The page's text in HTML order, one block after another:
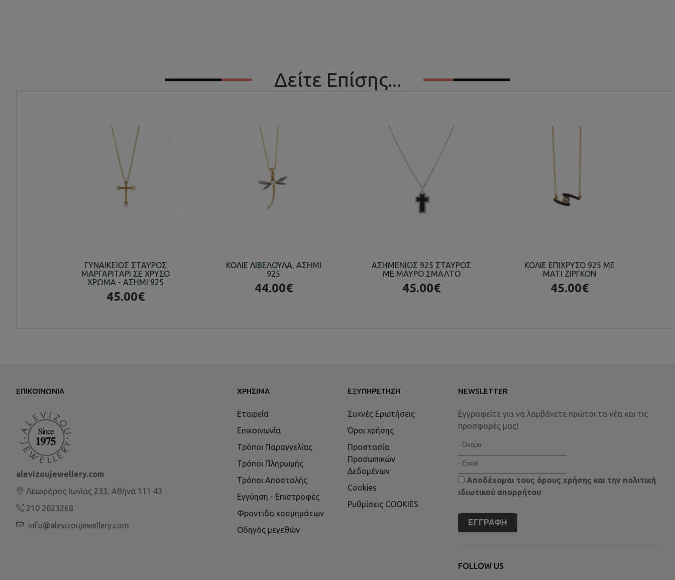
Δείτε Επίσης...
ΓΥΝΑΙΚΕΙΟΣ ΣΤΑΥΡΟΣ
ΜΑΡΓΑΡΙΤΑΡΙ ΣΕ ΧΡΥΣΟ
ΧΡΩΜΑ - ΑΣΗΜΙ 925
45.00€
ΚΟΛΙΕ ΛΙΒΕΛΟΥΛΑ, ΑΣΗΜΙ
925
44.00€
ΑΣΗΜΕΝΙΟΣ 925 ΣΤΑΥΡΟΣ
ΜΕ ΜΑΥΡΟ ΣΜΑΛΤΟ
45.00€
ΚΟΛΙΕ ΕΠΙΧΡΥΣΟ 925 ΜΕ
ΜΑΤΙ ΖΙΡΓΚΟΝ
45.00€
ΕΠΙΚΟΙΝΩΝΊΑ
alevizoujewellery.com
Λεωφόρος Ιωνίας 233, Αθήνα 111 43
210 2023268
info@alevizoujewellery.com
ΧΡΉΣΙΜΑ
Εταιρεία
Επικοινωνία
Τρόποι Παραγγελίας
Τρόποι Πληρωμής
Τρόποι Αποστολής
Εγγύηση - Επιστροφές
Φροντιδα κοσμημάτων
Οδηγός μεγεθών
ΕΞΥΠΗΡΈΤΗΣΗ
Συχνές Ερωτήσεις
Όροι χρήσης
Προστασία
Προσωπικών
Δεδομένων
Cookies
Ρυθμίσεις COOKIES
NEWSLETTER
Εγγραφείτε για να λαμβάνετε πρώτοι τα νέα και τις
προσφορές μας!
Αποδέχομαι τους όρους χρήσης και την πολιτική
ιδιωτικού απορρήτου
ΕΓΓΡΑΦΉ
FOLLOW US